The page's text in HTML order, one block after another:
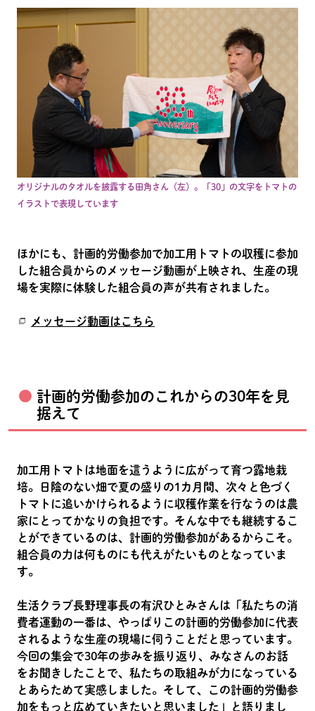
オリジナルのタオルを披露する田角さん（左）。「30」の文字をトマトの
イラストで表現しています
ほかにも、計画的労働参加で加工用トマトの収穫に参加
した組合員からのメッセージ動画が上映され、生産の現
場を実際に体験した組合員の声が共有されました。
メッセージ動画はこちら
計画的労働参加のこれからの30年を見
据えて
加工用トマトは地面を這うように広がって育つ露地栽
培。日陰のない畑で夏の盛りの1カ月間、次々と色づく
トマトに追いかけられるように収穫作業を行なうのは農
家にとってかなりの負担です。そんな中でも継続するこ
とができているのは、計画的労働参加があるからこそ。
組合員の力は何ものにも代えがたいものとなっていま
す。
生活クラブ長野理事長の有沢ひとみさんは「私たちの消
費者運動の一番は、やっぱりこの計画的労働参加に代表
されるような生産の現場に伺うことだと思っています。
今回の集会で30年の歩みを振り返り、みなさんのお話
をお聞きしたことで、私たちの取組みが力になっている
とあらためて実感しました。そして、この計画的労働参
加をもっと広めていきたいと思いました」と語りまし